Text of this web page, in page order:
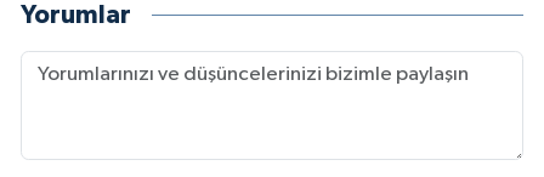
Yorumlar